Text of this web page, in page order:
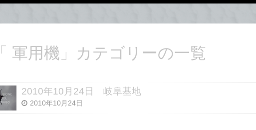
「 軍用機」カテゴリーの一覧
2010年10月24日 岐阜基地
2010年10月24日